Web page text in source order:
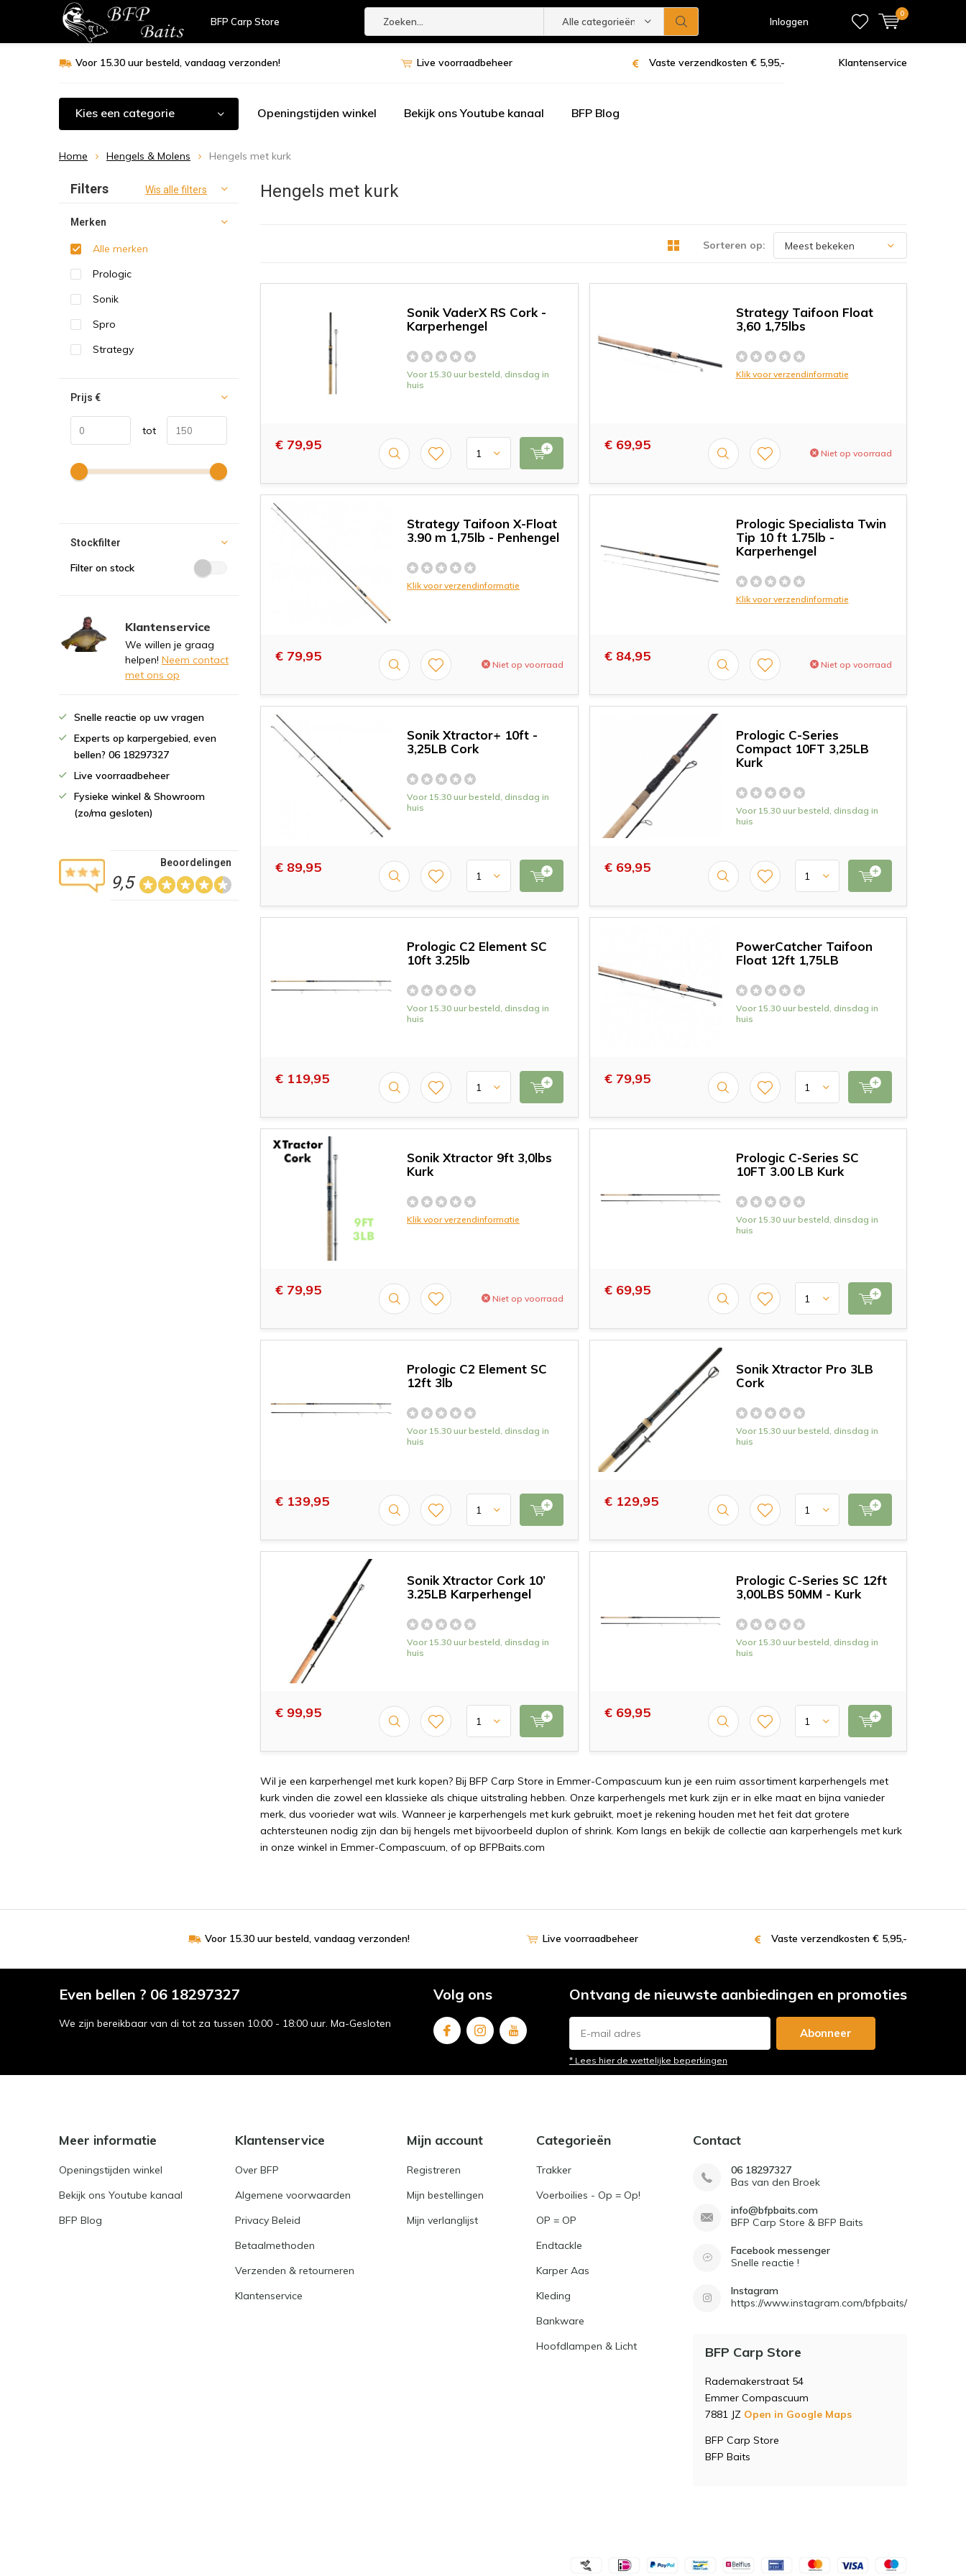
BFP Carp Store Alle categorieën Inloggen
0
Voor 15.30 uur besteld, vandaag verzonden! Live voorraadbeheer Vaste verzendkosten € 5,95,- Klantenservice
Kies een categorie Openingstijden winkel Bekijk ons Youtube kanaal BFP Blog
Home Hengels & Molens Hengels met kurk
Hengels met kurk
Sorteren op:
Sonik VaderX RS Cork -
Karperhengel
Voor 15.30 uur besteld, dinsdag in
huis
€ 79,95
Strategy Taifoon Float
3,60 1,75lbs
Klik voor verzendinformatie
€ 69,95
Niet op voorraad
Strategy Taifoon X-Float
3.90 m 1,75lb - Penhengel
Klik voor verzendinformatie
€ 79,95
Niet op voorraad
Prologic Specialista Twin
Tip 10 ft 1.75lb -
Karperhengel
Klik voor verzendinformatie
€ 84,95
Niet op voorraad
Sonik Xtractor+ 10ft -
3,25LB Cork
Voor 15.30 uur besteld, dinsdag in
huis
€ 89,95
Prologic C-Series
Compact 10FT 3,25LB
Kurk
Voor 15.30 uur besteld, dinsdag in
huis
€ 69,95
Prologic C2 Element SC
10ft 3.25lb
Voor 15.30 uur besteld, dinsdag in
huis
€ 119,95
PowerCatcher Taifoon
Float 12ft 1,75LB
Voor 15.30 uur besteld, dinsdag in
huis
€ 79,95
Sonik Xtractor 9ft 3,0lbs
Kurk
Klik voor verzendinformatie
€ 79,95
Niet op voorraad
Prologic C-Series SC
10FT 3.00 LB Kurk
Voor 15.30 uur besteld, dinsdag in
huis
€ 69,95
Prologic C2 Element SC
12ft 3lb
Voor 15.30 uur besteld, dinsdag in
huis
€ 139,95
Sonik Xtractor Pro 3LB
Cork
Voor 15.30 uur besteld, dinsdag in
huis
€ 129,95
Sonik Xtractor Cork 10’
3.25LB Karperhengel
Voor 15.30 uur besteld, dinsdag in
huis
€ 99,95
Prologic C-Series SC 12ft
3,00LBS 50MM - Kurk
Voor 15.30 uur besteld, dinsdag in
huis
€ 69,95
Wil je een karperhengel met kurk kopen? Bij BFP Carp Store in Emmer-Compascuum kun je een ruim assortiment karperhengels met
kurk vinden die zowel een klassieke als chique uitstraling hebben. Onze karperhengels met kurk zijn er in elke maat en bijna vanieder
merk, dus voorieder wat wils. Wanneer je karperhengels met kurk gebruikt, moet je rekening houden met het feit dat grotere
achtersteunen nodig zijn dan bij hengels met bijvoorbeeld duplon of shrink. Kom langs en bekijk de collectie aan karperhengels met kurk
in onze winkel in Emmer-Compascuum, of op BFPBaits.com
Sorteren op:
Filters Wis alle filters
Merken
Alle merken
Prologic
Sonik
Spro
Strategy
Prijs €
tot
Stockfilter
Filter on stock
Klantenservice
We willen je graag
helpen! Neem contact
met ons op
Snelle reactie op uw vragen
Experts op karpergebied, even
bellen? 06 18297327
Live voorraadbeheer
Fysieke winkel & Showroom
(zo/ma gesloten)
9,5
Beoordelingen
Voor 15.30 uur besteld, vandaag verzonden! Live voorraadbeheer Vaste verzendkosten € 5,95,-
Even bellen ? 06 18297327
We zijn bereikbaar van di tot za tussen 10:00 - 18:00 uur. Ma-Gesloten
Volg ons Ontvang de nieuwste aanbiedingen en promoties
Abonneer
* Lees hier de wettelijke beperkingen
Meer informatie
Openingstijden winkel
Bekijk ons Youtube kanaal
BFP Blog
Klantenservice
Over BFP
Algemene voorwaarden
Privacy Beleid
Betaalmethoden
Verzenden & retourneren
Klantenservice
Mijn account
Registreren
Mijn bestellingen
Mijn verlanglijst
Categorieën
Trakker
Voerboilies - Op = Op!
OP = OP
Endtackle
Karper Aas
Kleding
Bankware
Hoofdlampen & Licht
Contact
06 18297327
Bas van den Broek
info@bfpbaits.com
BFP Carp Store & BFP Baits
Facebook messenger
Snelle reactie !
Instagram
https://www.instagram.com/bfpbaits/
BFP Carp Store
Rademakerstraat 54
Emmer Compascuum
7881 JZ Open in Google Maps
BFP Carp Store
BFP Baits